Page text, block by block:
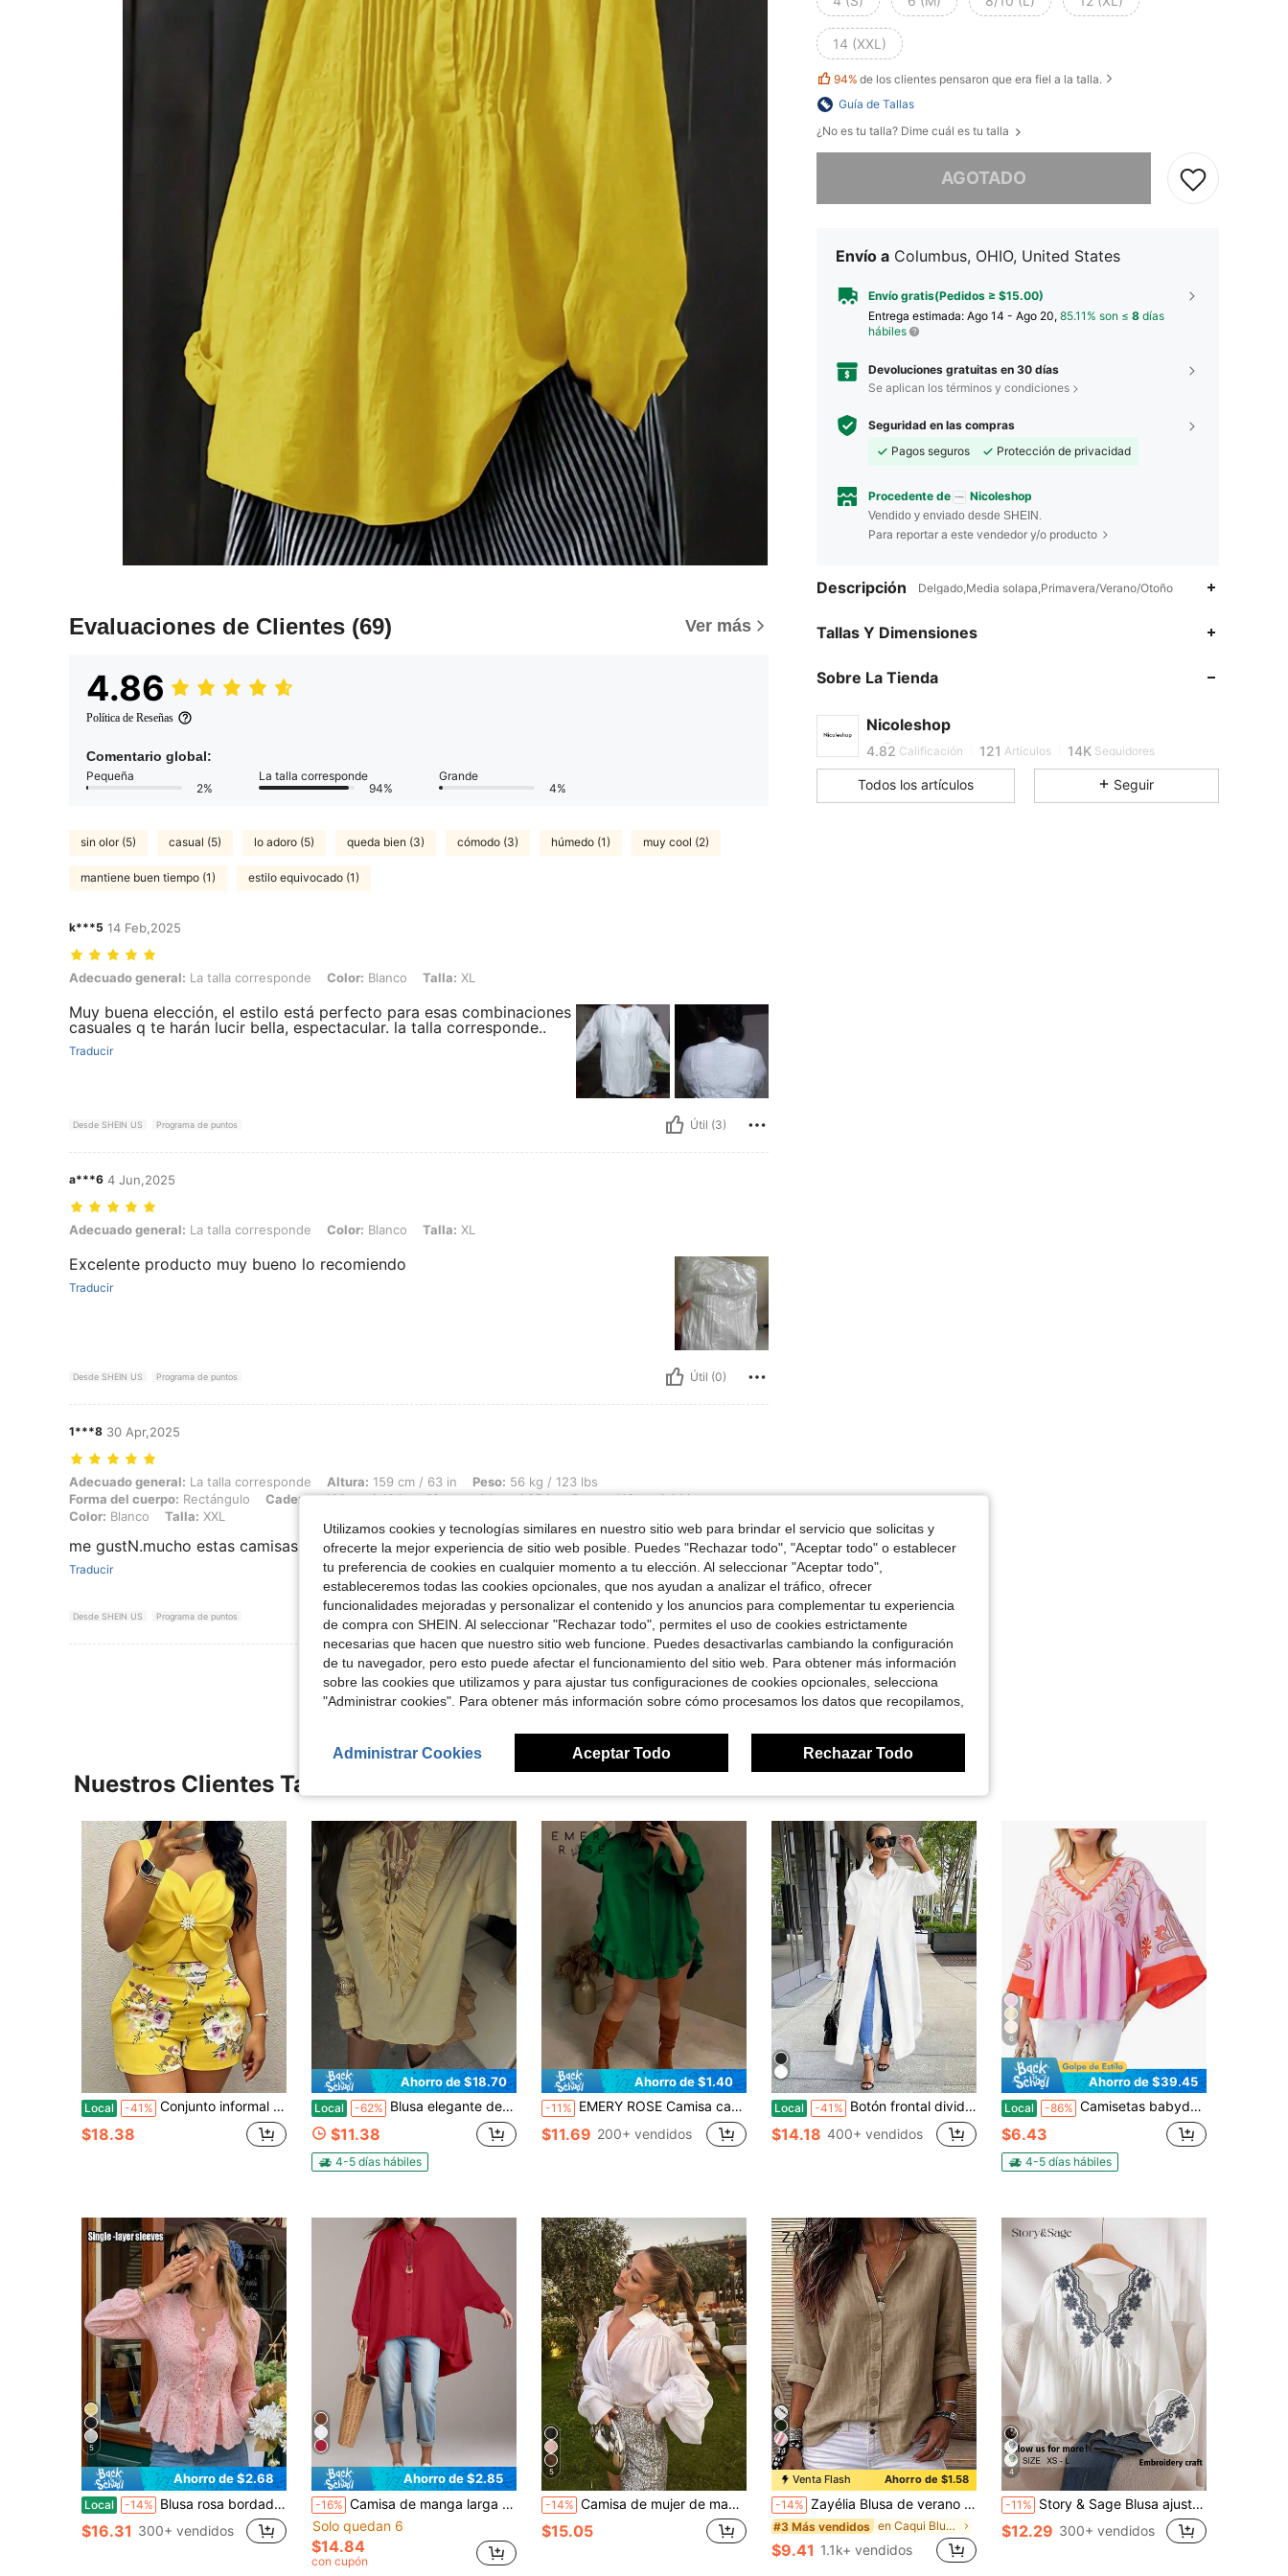
Evaluaciones de Clientes (69) Ver más
4.86
Política de Reseñas
Comentario global:
Pequeña
2%
La talla corresponde
94%
Grande
4%
sin olor (5) casual (5) lo adoro (5) queda bien (3) cómodo (3) húmedo (1) muy cool (2)
mantiene buen tiempo (1) estilo equivocado (1)
k***5 14 Feb,2025
Adecuado general: La talla corresponde, Color: Blanco, Talla: XL
Adecuado general: La talla corresponde Color: Blanco Talla: XL
Muy buena elección, el estilo está perfecto para esas combinaciones
casuales q te harán lucir bella, espectacular. la talla corresponde..
Traducir
Desde SHEIN US Programa de puntos Útil (3)
a***6 4 Jun,2025
Adecuado general: La talla corresponde, Color: Blanco, Talla: XL
Adecuado general: La talla corresponde Color: Blanco Talla: XL
Excelente producto muy bueno lo recomiendo
Traducir
Desde SHEIN US Programa de puntos Útil (0)
1***8 30 Apr,2025
Adecuado general: La talla corresponde, Altura: 159 cm / 63 in, Peso: 56 kg / 123 lbs, Forma del cuerpo: Rectángulo, Caderas: 106 cm / 42 in, Cintura: 64 cm / 25 in, Busto: 113 cm / 44 in, Color: Blanco, Talla: XXL
Adecuado general: La talla corresponde Altura: 159 cm / 63 in Peso: 56 kg / 123 lbs
Forma del cuerpo: Rectángulo Caderas:106 cm / 42 in Cintura:64 cm / 25 in Busto:113 cm / 44 in
Color: Blanco Talla: XXL
me gustN.mucho estas camisas.son lindas y de buena calidad
Traducir
Desde SHEIN US Programa de puntos Útil (0)
Ver Más Reseñas
14 (XXL)
94% de los clientes pensaron que era fiel a la talla.
Guía de Tallas
¿No es tu talla? Dime cuál es tu talla
AGOTADO
Envío a Columbus, OHIO, United States
Envío gratis(Pedidos ≥ $15.00)
Entrega estimada: Ago 14 - Ago 20, 85.11% son ≤ 8 días
hábiles
Devoluciones gratuitas en 30 días
Se aplican los términos y condiciones
Seguridad en las compras
Pagos seguros
Protección de privacidad
Procedente de Nicoleshop
Vendido y enviado desde SHEIN.
Para reportar a este vendedor y/o producto
Descripción Delgado,Media solapa,Primavera/Verano/Otoño
Tallas Y Dimensiones
Sobre La Tienda
Nicoleshop
4.82
4.82 Calificación 121 Artículos 14K Seguidores
4.82 121 14K
Todos los artículos Seguir
Nuestros Clientes También Vieron
Local -41% Conjunto informal de camiseta de tirantes y pantalones cortos con estampado floral 3D
$18.38
Ahorro de $18.70
Local -62% Blusa elegante de color amarillo mantequilla - Blusa de cuello en V profundo con detalle de lazo y volantes, camisa de manga larga romántica para citas y uso casual
$11.38
4-5 días hábiles
Ahorro de $1.40
-11% EMERY ROSE Camisa casual de corte holgado de color liso con dobladillo con volantes, blusas de manga larga para mujer
$11.69 200+ vendidos
Local -41% Botón frontal dividido con botones casuales lisos
$14.18 400+ vendidos
6
Ahorro de $39.45
Local -86% Camisetas babydoll con bordado floral para mujer, cuello en V, mangas acampanadas, estilo bohemio, holgadas y fluidas, para playa y vacaciones.
$6.43
4-5 días hábiles
5
Ahorro de $2.68
Local -14% Blusa rosa bordada con ribete de encaje, botón de seta, cintura fruncida, forrada, manga larga con puño elástico, versátil para uso diario, casual, adecuada para trabajo, playa, vacaciones, primavera/verano/otoño
$16.31 300+ vendidos
Ahorro de $2.85
-16% Camisa de manga larga para mujer casual otoño invierno blanca con manga de murciélago y botones delanteros, Camisa de manga larga ligera, sin elasticidad roja
Solo quedan 6
$14.84
con cupón
5
-14% Camisa de mujer de manga larga elegante, con cuello, con botones delanteros, de tela tejida, top de longitud regular, color blanco primaveral
$15.05
14
Venta Flash Ahorro de $1.58
-14% Zayélia Blusa de verano elegante y sencilla de tejido suave para mujer, camisa de trabajo
#3 Más vendidos en Caqui Blusas suaves para la oficina
$9.41 1.1k+ vendidos
4
-11% Story & Sage Blusa ajustada casual para mujer con bordado floral blanco y azul, manga larga, estilo boho, top peplum para vacaciones de verano en la playa, elegante estilo campestre
$12.29 300+ vendidos
Utilizamos cookies y tecnologías similares en nuestro sitio web para brindar el servicio que solicitas y
ofrecerte la mejor experiencia de sitio web posible. Puedes "Rechazar todo", "Aceptar todo" o establecer
tu preferencia de cookies en cualquier momento a tu elección. Al seleccionar "Aceptar todo",
estableceremos todas las cookies opcionales, que nos ayudan a analizar el tráfico, ofrecer
funcionalidades mejoradas y personalizar el contenido y los anuncios para complementar tu experiencia
de compra con SHEIN. Al seleccionar "Rechazar todo", permites el uso de cookies estrictamente
necesarias que hacen que nuestro sitio web funcione. Puedes desactivarlas cambiando la configuración
de tu navegador, pero esto puede afectar el funcionamiento del sitio web. Para obtener más información
sobre las cookies que utilizamos y para ajustar tus configuraciones de cookies opcionales, selecciona
"Administrar cookies". Para obtener más información sobre cómo procesamos los datos que recopilamos,
Administrar Cookies Aceptar Todo Rechazar Todo